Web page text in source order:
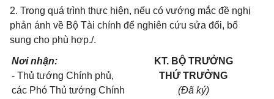
2. Trong quá trình thực hiện, nếu có vướng mắc đề nghị
phản ánh về Bộ Tài chính để nghiên cứu sửa đổi, bổ
sung cho phù hợp./.
Nơi nhận:
- Thủ tướng Chính phủ,
các Phó Thủ tướng Chính
KT. BỘ TRƯỞNG
THỨ TRƯỞNG
(Đã ký)